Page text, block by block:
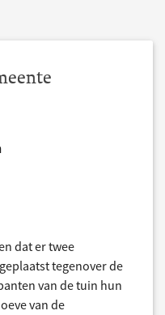
dat er twee
tegenover de
van de tuin hun
van de